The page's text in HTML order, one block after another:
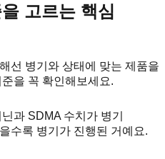
고르는 핵심
선 병기와 상태에 맞는 제품을
을 꼭 확인해보세요.
과 SDMA 수치가 병기
수록 병기가 진행된 거예요.